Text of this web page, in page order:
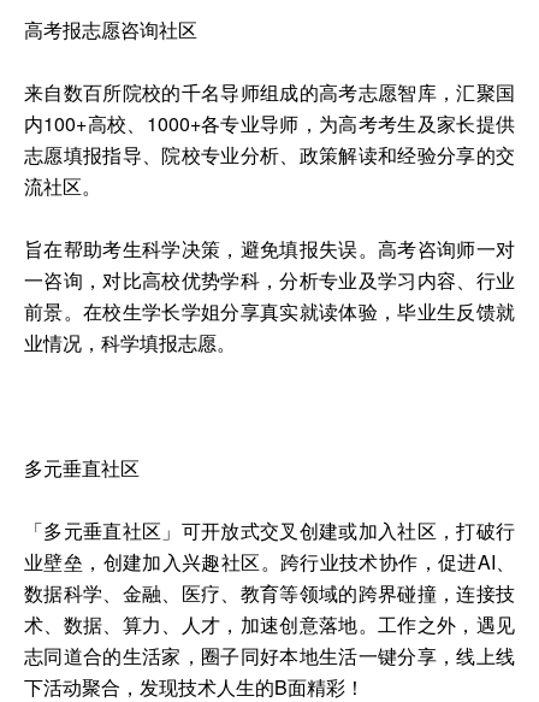
高考报志愿咨询社区
来自数百所院校的千名导师组成的高考志愿智库，汇聚国
内100+高校、1000+各专业导师，为高考考生及家长提供
志愿填报指导、院校专业分析、政策解读和经验分享的交
流社区。
旨在帮助考生科学决策，避免填报失误。高考咨询师一对
一咨询，对比高校优势学科，分析专业及学习内容、行业
前景。在校生学长学姐分享真实就读体验，毕业生反馈就
业情况，科学填报志愿。
多元垂直社区
「多元垂直社区」可开放式交叉创建或加入社区，打破行
业壁垒，创建加入兴趣社区。跨行业技术协作，促进AI、
数据科学、金融、医疗、教育等领域的跨界碰撞，连接技
术、数据、算力、人才，加速创意落地。工作之外，遇见
志同道合的生活家，圈子同好本地生活一键分享，线上线
下活动聚合，发现技术人生的B面精彩！